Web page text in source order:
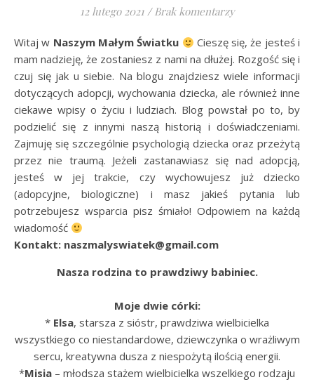
12 lutego 2021 / Brak komentarzy
Witaj w Naszym Małym Światku
Cieszę się, że jesteś i
mam nadzieję, że zostaniesz z nami na dłużej. Rozgość się i
czuj się jak u siebie. Na blogu znajdziesz wiele informacji
dotyczących adopcji, wychowania dziecka, ale również inne
ciekawe wpisy o życiu i ludziach. Blog powstał po to, by
podzielić się z innymi naszą historią i doświadczeniami.
Zajmuję się szczególnie psychologią dziecka oraz przeżytą
przez nie traumą. Jeżeli zastanawiasz się nad adopcją,
jesteś w jej trakcie, czy wychowujesz już dziecko
(adopcyjne, biologiczne) i masz jakieś pytania lub
potrzebujesz wsparcia pisz śmiało! Odpowiem na każdą
wiadomość
Kontakt: naszmalyswiatek@gmail.com
Nasza rodzina to prawdziwy babiniec.
Moje dwie córki:
* Elsa, starsza z sióstr, prawdziwa wielbicielka
wszystkiego co niestandardowe, dziewczynka o wrażliwym
sercu, kreatywna dusza z niespożytą ilością energii.
*Misia – młodsza stażem wielbicielka wszelkiego rodzaju